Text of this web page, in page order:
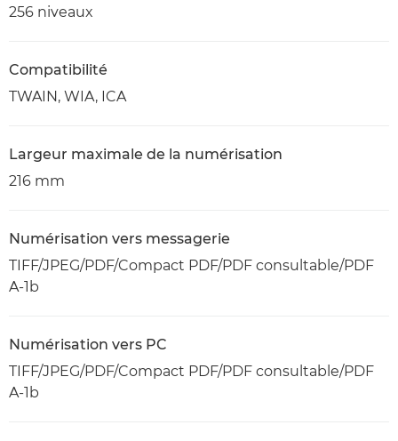
256 niveaux
Compatibilité
TWAIN, WIA, ICA
Largeur maximale de la numérisation
216 mm
Numérisation vers messagerie
TIFF/JPEG/PDF/Compact PDF/PDF consultable/PDF
A-1b
Numérisation vers PC
TIFF/JPEG/PDF/Compact PDF/PDF consultable/PDF
A-1b